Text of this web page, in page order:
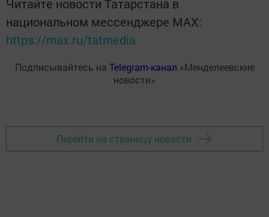
Читайте новости Татарстана в
национальном мессенджере MАХ:
https://max.ru/tatmedia
Подписывайтесь на Telegram-канал «Менделеевские
новости»
Перейти на страницу новости